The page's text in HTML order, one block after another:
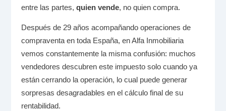
entre las partes,quien vende, no quien compra.
Después de 29 años acompañando operaciones de
compraventa en toda España, en Alfa Inmobiliaria
vemos constantemente la misma confusión: muchos
vendedores descubren este impuesto solo cuando ya
están cerrando la operación, lo cual puede generar
sorpresas desagradables en el cálculo final de su
rentabilidad.